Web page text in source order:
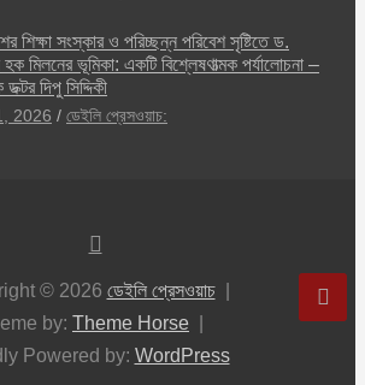
শিক্ষা সংস্কার ও পরিচ্ছন্ন পরিবেশ সৃষ্টিতে ড.
মিলনের ভূমিকা: একটি বিশ্লেষণাত্মক পর্যালোচনা –
দিপু সিদ্দিকী
2026 ডেইলি প্রেসওয়াচ:
© 2026 ডেইলি প্রেসওয়াচ
by: Theme Horse
Powered by: WordPress